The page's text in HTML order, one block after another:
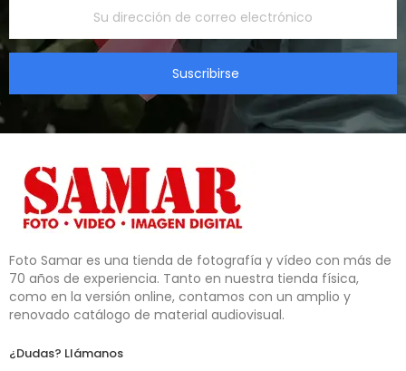
Suscribirse
Foto Samar es una tienda de fotografía y vídeo con más de
70 años de experiencia. Tanto en nuestra tienda física,
como en la versión online, contamos con un amplio y
renovado catálogo de material audiovisual.
¿Dudas? Llámanos​